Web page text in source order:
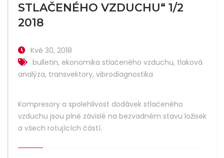
STLAČENÉHO VZDUCHU“ 1/2
2018
Kvě 30, 2018
bulletin, ekonomika stlačeného vzduchu, tlaková
analýza, transvektory, vibrodiagnostika
Kompresory a spolehlivost dodávek stlačeného
vzduchu jsou plně závislé na bezvadném stavu ložisek
a všech rotujících částí.